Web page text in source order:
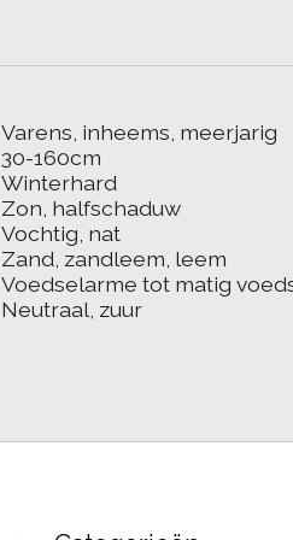
Varens, inheems, meerjarig
30-160cm
Winterhard
Zon, halfschaduw
Vochtig, nat
Zand, zandleem, leem
Voedselarme tot matig
Neutraal, zuur